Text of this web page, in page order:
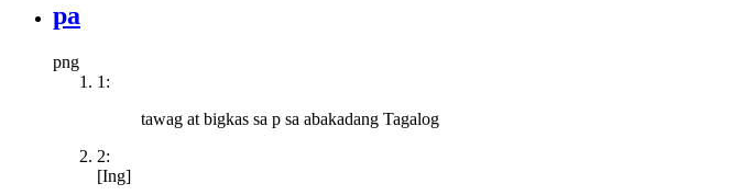
pa
png
1:
tawag at bigkas sa p sa abakadang Tagalog
2:
[Ing]